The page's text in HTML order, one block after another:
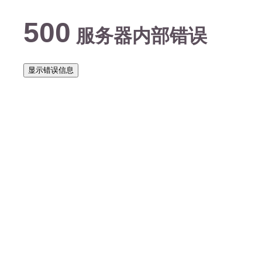
500 服务器内部错误